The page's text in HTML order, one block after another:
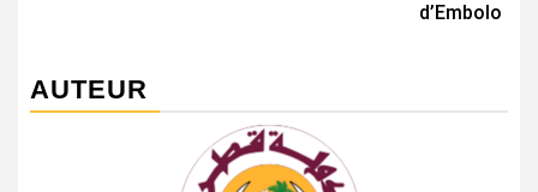
d’Embolo
AUTEUR